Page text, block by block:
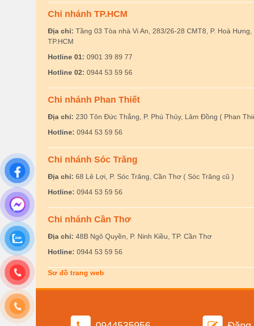
Chi nhánh TP.HCM
Địa chỉ: Tầng 03 Tòa nhà Vi An, 283/26-28 CMT8, P. Hoà Hưng,
TP.HCM
Hotline 01: 0901 39 89 77
Hotline 02: 0944 53 59 56
Chi nhánh Phan Thiết
Địa chỉ: 230 Tôn Đức Thắng, P. Phú Thủy, Lâm Đồng ( Phan
Hotline: 0944 53 59 56
Chi nhánh Sóc Trăng
Địa chỉ: 68 Lê Lợi, P. Sóc Trăng, Cần Thơ ( Sóc Trăng cũ )
Hotline: 0944 53 59 56
Chi nhánh Cần Thơ
Địa chỉ: 48B Ngô Quyền, P. Ninh Kiều, TP. Cần Thơ
Hotline: 0944 53 59 56
Sơ đồ trang web